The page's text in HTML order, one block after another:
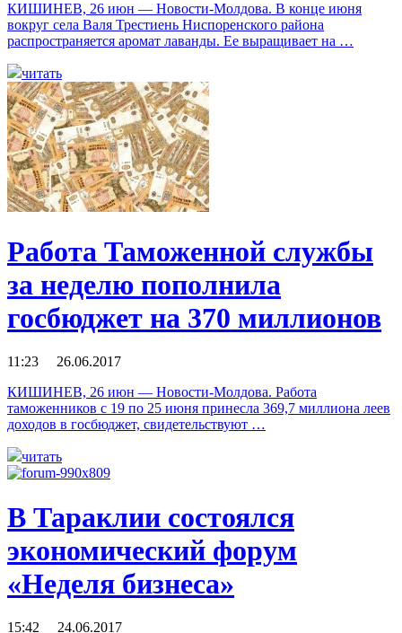
КИШИНЕВ, 26 июн — Новости-Молдова. В конце июня
вокруг села Валя Трестиень Ниспоренского района
распространяется аромат лаванды. Ее выращивает на …
читать
Работа Таможенной службы
за неделю пополнила
госбюджет на 370 миллионов
11:23 26.06.2017
КИШИНЕВ, 26 июн — Новости-Молдова. Работа
таможенников с 19 по 25 июня принесла 369,7 миллиона леев
доходов в госбюджет, свидетельствуют …
читать
В Тараклии состоялся
экономический форум
«Неделя бизнеса»
15:42 24.06.2017